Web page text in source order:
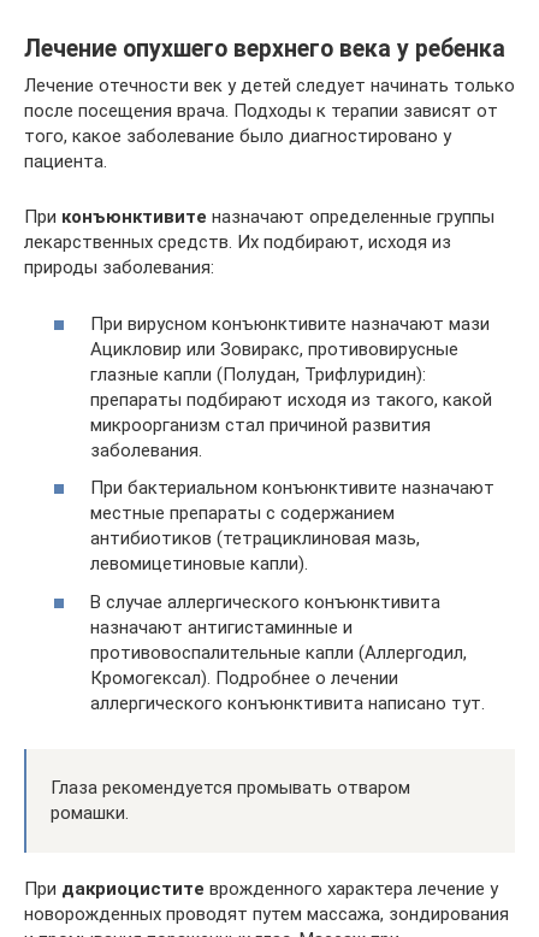
Лечение опухшего верхнего века у ребенка
Лечение отечности век у детей следует начинать только
после посещения врача. Подходы к терапии зависят от
того, какое заболевание было диагностировано у
пациента.
При конъюнктивите назначают определенные группы
лекарственных средств. Их подбирают, исходя из
природы заболевания:
При вирусном конъюнктивите назначают мази
Ацикловир или Зовиракс, противовирусные
глазные капли (Полудан, Трифлуридин):
препараты подбирают исходя из такого, какой
микроорганизм стал причиной развития
заболевания.
При бактериальном конъюнктивите назначают
местные препараты с содержанием
антибиотиков (тетрациклиновая мазь,
левомицетиновые капли).
В случае аллергического конъюнктивита
назначают антигистаминные и
противовоспалительные капли (Аллергодил,
Кромогексал). Подробнее о лечении
аллергического конъюнктивита написано тут.
Глаза рекомендуется промывать отваром
ромашки.
При дакриоцистите врожденного характера лечение у
новорожденных проводят путем массажа, зондирования